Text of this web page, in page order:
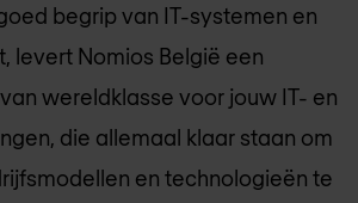
begrip van IT-systemen en
levert Nomios België een
wereldklasse voor jouw IT- en
die allemaal klaar staan ​​om
en technologieën te